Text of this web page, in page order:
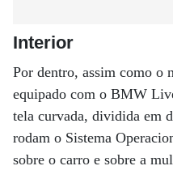
Interior
Por dentro, assim como o
equipado com o BMW
tela curvada, dividida em
rodam o Sistema
sobre o carro e sobre a